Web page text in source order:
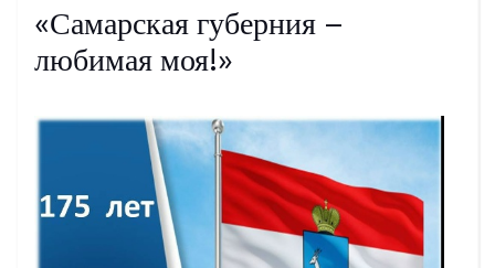
«Самарская губерния –
любимая моя!»